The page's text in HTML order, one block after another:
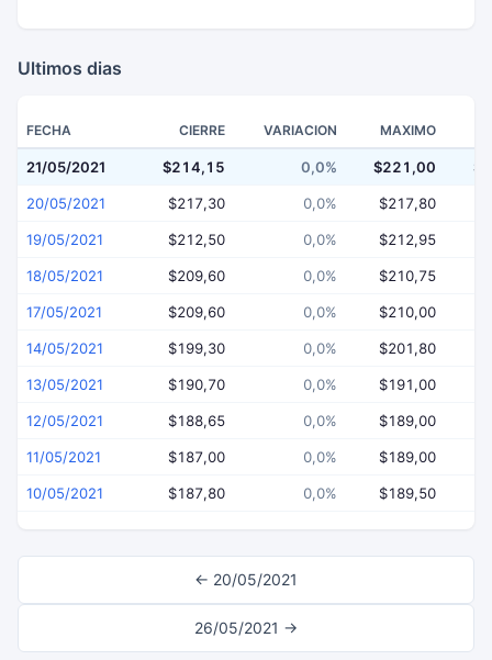
Ultimos dias
FECHA CIERRE VARIACION MAXIMO
21/05/2021 $214,15 0,0% $221,00
20/05/2021 $217,30 0,0% $217,80
19/05/2021 $212,50 0,0% $212,95
18/05/2021 $209,60 0,0% $210,75
17/05/2021 $209,60 0,0% $210,00
14/05/2021 $199,30 0,0% $201,80
13/05/2021 $190,70 0,0% $191,00
12/05/2021 $188,65 0,0% $189,00
11/05/2021 $187,00 0,0% $189,00
10/05/2021 $187,80 0,0% $189,50
← 20/05/2021
26/05/2021 →